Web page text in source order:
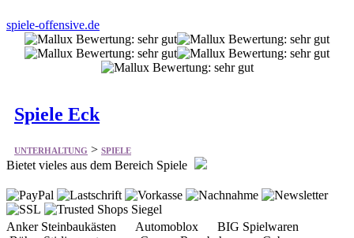
spiele-offensive.de
Spiele Eck
UNTERHALTUNG > SPIELE
Bietet vieles aus dem Bereich Spiele
Anker Steinbaukästen Automoblox BIG Spielwaren